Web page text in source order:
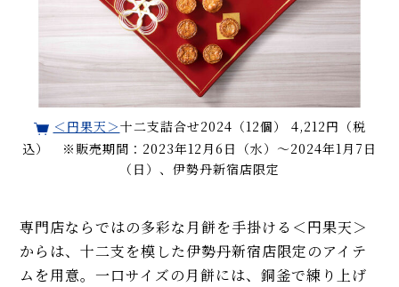
＜円果天＞十二支詰合せ2024（12個） 4,212円（税
込） ※販売期間：2023年12月6日（水）～2024年1月7日
（日）、伊勢丹新宿店限定
専門店ならではの多彩な月餅を手掛ける＜円果天＞
からは、十二支を模した伊勢丹新宿店限定のアイテ
ムを用意。一口サイズの月餅には、銅釜で練り上げ